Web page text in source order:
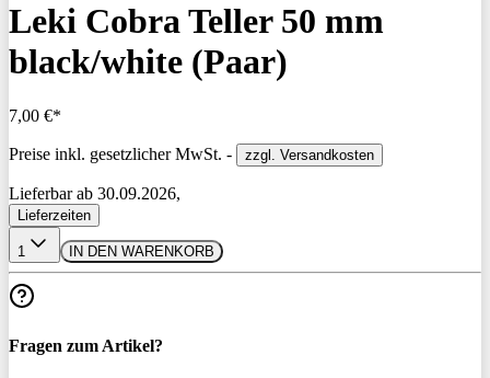
Leki Cobra Teller 50 mm
black/white (Paar)
7,00 €*
Preise inkl. gesetzlicher MwSt. - zzgl. Versandkosten
Lieferbar ab 30.09.2026,
Lieferzeiten
1 IN DEN WARENKORB
Fragen zum Artikel?